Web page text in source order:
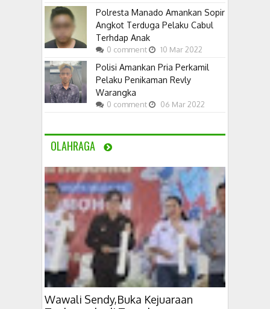
Polresta Manado Amankan Sopir
Angkot Terduga Pelaku Cabul
Terhdap Anak
0 comment 10 Mar2022
Polisi Amankan Pria Perkamil
Pelaku Penikaman Revly
Warangka
0 comment 06 Mar2022
Wawali Sendy,Buka Kejuaraan
OLAHRAGA